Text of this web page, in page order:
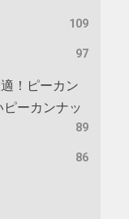
109
97
！ピーカン
ーカンナッ
89
86